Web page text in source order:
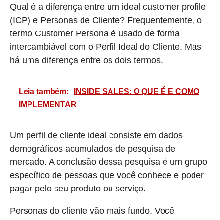
Qual é a diferença entre um ideal customer profile
(ICP) e Personas de Cliente? Frequentemente, o
termo Customer Persona é usado de forma
intercambiável com o Perfil Ideal do Cliente. Mas
há uma diferença entre os dois termos.
Leia também:
INSIDE SALES: O QUE É E COMO
IMPLEMENTAR
Um perfil de cliente ideal consiste em dados
demográficos acumulados de pesquisa de
mercado. A conclusão dessa pesquisa é um grupo
específico de pessoas que você conhece e poder
pagar pelo seu produto ou serviço.
Personas do cliente vão mais fundo. Você